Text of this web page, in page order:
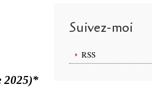
2025)*
Suivez-moi
RSS